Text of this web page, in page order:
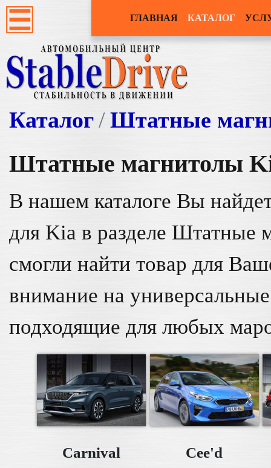
ГЛАВНАЯ КАТАЛОГ
Каталог Штатные
Штатные магнитолы
В нашем каталоге Вы
для Kia в разделе Штатные
смогли найти товар для
внимание на
подходящие для любых
Carnival Cee'd